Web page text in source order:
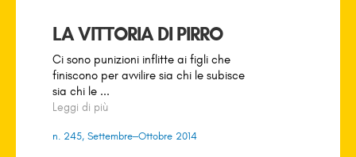
LA VITTORIA DI PIRRO
Ci sono punizioni inflitte ai figli che
finiscono per avvilire sia chi le subisce
sia chi le ...
Leggi di più
n. 245, Settembre–Ottobre 2014